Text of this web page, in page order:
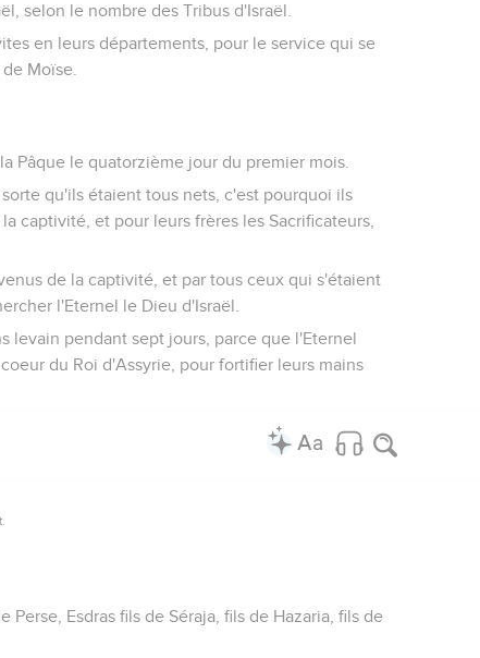
selon le nombre des Tribus d'Israël.
en leurs départements, pour le service qui se
Moïse.
Pâque le quatorzième jour du premier mois.
qu'ils étaient tous nets, c'est pourquoi ils
captivité, et pour leurs frères les Sacrificateurs,
de la captivité, et par tous ceux qui s'étaient
l'Eternel le Dieu d'Israël.
levain pendant sept jours, parce que l'Eternel
du Roi d'Assyrie, pour fortifier leurs mains
Esdras fils de Séraja, fils de Hazaria, fils de